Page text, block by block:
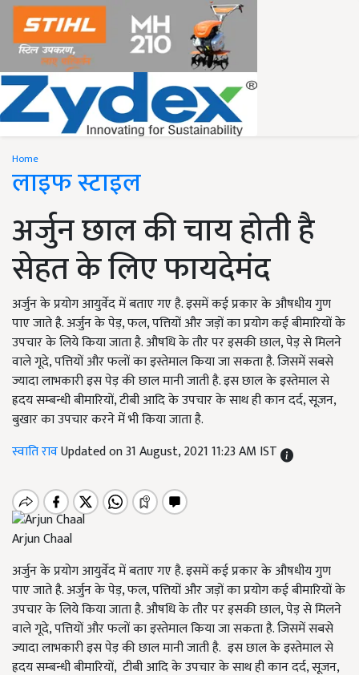
Home
लाइफ स्टाइल
अर्जुन छाल की चाय होती है
सेहत के लिए फायदेमंद
अर्जुन के प्रयोग आयुर्वेद में बताए गए है. इसमें कई प्रकार के औषधीय गुण
पाए जाते है. अर्जुन के पेड़, फल, पत्तियों और जड़ों का प्रयोग कई बीमारियों के
उपचार के लिये किया जाता है. औषधि के तौर पर इसकी छाल, पेड़ से मिलने
वाले गूदे, पत्तियों और फलों का इस्तेमाल किया जा सकता है. जिसमें सबसे
ज्यादा लाभकारी इस पेड़ की छाल मानी जाती है. इस छाल के इस्तेमाल से
ह्रदय सम्बन्धी बीमारियों, टीबी आदि के उपचार के साथ ही कान दर्द, सूजन,
बुखार का उपचार करने में भी किया जाता है.
स्वाति रावUpdated on 31 August, 2021 11:23 AM IST
Arjun Chaal
अर्जुन के प्रयोग आयुर्वेद में बताए गए है. इसमें कई प्रकार के औषधीय गुण
पाए जाते है. अर्जुन के पेड़, फल, पत्तियों और जड़ों का प्रयोग कई बीमारियों के
उपचार के लिये किया जाता है. औषधि के तौर पर इसकी छाल, पेड़ से मिलने
वाले गूदे, पत्तियों और फलों का इस्तेमाल किया जा सकता है. जिसमें सबसे
ज्यादा लाभकारी इस पेड़ की छाल मानी जाती है. इस छाल के इस्तेमाल से
ह्रदय सम्बन्धी बीमारियों, टीबी आदि के उपचार के साथ ही कान दर्द, सूजन,